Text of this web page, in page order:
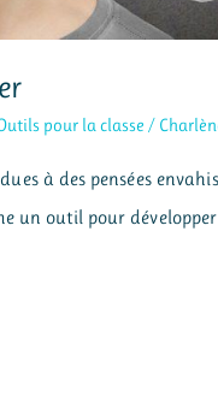
pour la classe /
à des pensées
un outil pour